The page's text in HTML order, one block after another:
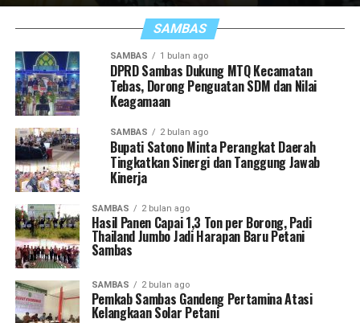
SAMBAS
SAMBAS 1 bulan ago
DPRD Sambas Dukung MTQ Kecamatan
Tebas, Dorong Penguatan SDM dan Nilai
Keagamaan
SAMBAS 2 bulan ago
Bupati Satono Minta Perangkat Daerah
Tingkatkan Sinergi dan Tanggung Jawab
Kinerja
SAMBAS 2 bulan ago
Hasil Panen Capai 1,3 Ton per Borong, Padi
Thailand Jumbo Jadi Harapan Baru Petani
Sambas
SAMBAS 2 bulan ago
Pemkab Sambas Gandeng Pertamina Atasi
Kelangkaan Solar Petani